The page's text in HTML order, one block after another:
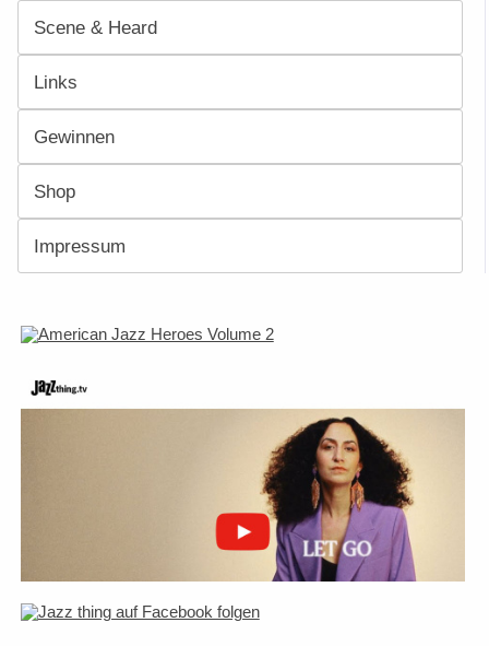
Scene & Heard
Links
Gewinnen
Shop
Impressum